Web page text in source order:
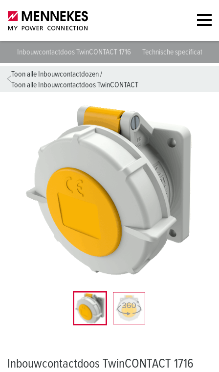
Inbouwcontactdoos TwinCONTACT 1716 Technische specificaties
Toon alle Inbouwcontactdozen/
Toon alle Inbouwcontactdoos TwinCONTACT
Inbouwcontactdoos TwinCONTACT 1716